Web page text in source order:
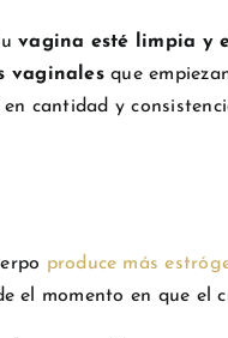
vagina esté limpia y
vaginalesque
en cantidad y
produce más
el momento en que